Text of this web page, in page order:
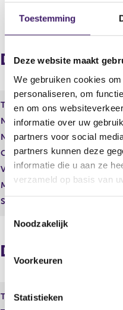
Toestemming
Deze website maakt
We gebruiken cookies
personaliseren, om
en om ons
informatie over uw
partners voor social
partners kunnen deze
informatie die u aan ze
verzameld op basis van
s
m
Noodzakelijk
Voorkeuren
Statistieken
P
i
o
u
r
e
s
u
l
Distribution in
Type of share
Number of shares
Number of voting rights
Capital interest
Voting rights
Manner of disposal
Settlement
Distribution in
Type